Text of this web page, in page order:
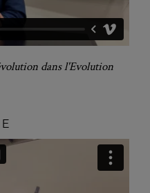
dans l'Evolution